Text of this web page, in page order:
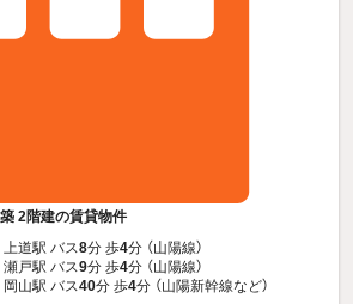
2階建の賃貸物件
上道駅 バス8分 歩4分 （山陽線）
瀬戸駅 バス9分 歩4分 （山陽線）
岡山駅 バス40分 歩4分 （山陽新幹線など）